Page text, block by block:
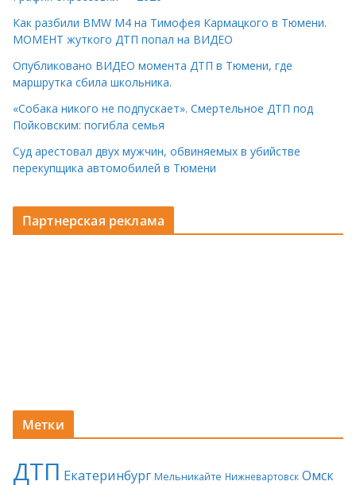
Как разбили BMW M4 на Тимофея Кармацкого в Тюмени.
МОМЕНТ жуткого ДТП попал на ВИДЕО
Опубликовано ВИДЕО момента ДТП в Тюмени, где
маршрутка сбила школьника.
«Собака никого не подпускает». Смертельное ДТП под
Пойковским: погибла семья
Суд арестовал двух мужчин, обвиняемых в убийстве
перекупщика автомобилей в Тюмени
Партнерская реклама
Метки
ДТП Екатеринбург Мельникайте Нижневартовск Омск